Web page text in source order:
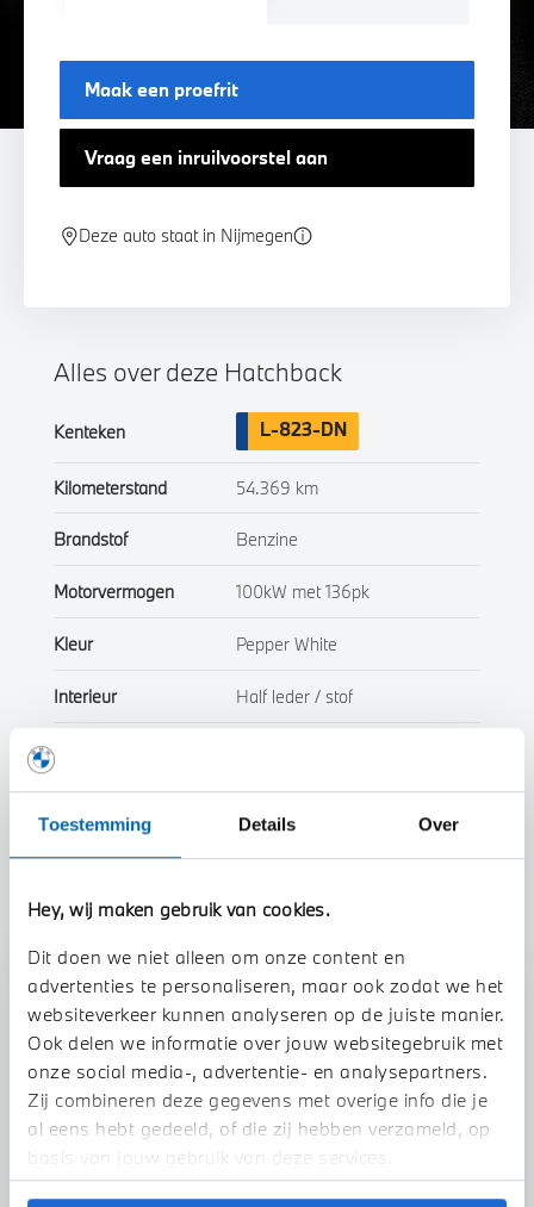
Toestemming Details Over
Hey, wij maken gebruik van cookies.
Dit doen we niet alleen om onze content en
advertenties te personaliseren, maar ook zodat we het
websiteverkeer kunnen analyseren op de juiste manier.
Ook delen we informatie over jouw websitegebruik met
onze social media-, advertentie- en analysepartners.
Zij combineren deze gegevens met overige info die je
al eens hebt gedeeld, of die zij hebben verzameld, op
basis van jouw gebruik van deze services.
Maak een proefrit
Vraag een inruilvoorstel aan
Deze auto staat in Nijmegen
Stap 1 van 3
Uw auto inruilen?
Alles over deze Hatchback
Kenteken L-823-DN
Kilometerstand 54.369 km
Brandstof Benzine
Motorvermogen 100kW met 136pk
Kleur Pepper White
Interieur Half leder / stof
Btw/Marge
Toon alle eigenschappen